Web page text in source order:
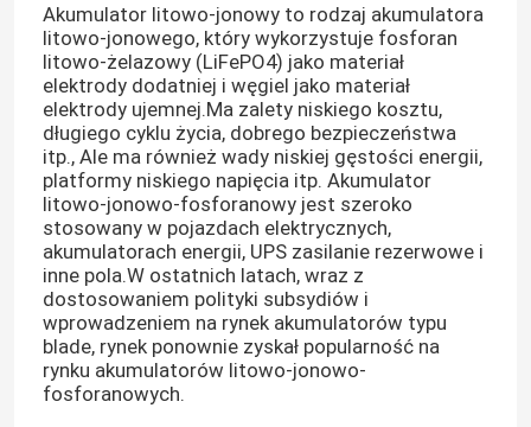
Akumulator litowo-jonowy to rodzaj akumulatora
litowo-jonowego, który wykorzystuje fosforan
litowo-żelazowy (LiFePO4) jako materiał
elektrody dodatniej i węgiel jako materiał
elektrody ujemnej.Ma zalety niskiego kosztu,
długiego cyklu życia, dobrego bezpieczeństwa
itp., Ale ma również wady niskiej gęstości energii,
platformy niskiego napięcia itp. Akumulator
litowo-jonowo-fosforanowy jest szeroko
stosowany w pojazdach elektrycznych,
akumulatorach energii, UPS zasilanie rezerwowe i
inne pola.W ostatnich latach, wraz z
dostosowaniem polityki subsydiów i
wprowadzeniem na rynek akumulatorów typu
blade, rynek ponownie zyskał popularność na
rynku akumulatorów litowo-jonowo-
fosforanowych.